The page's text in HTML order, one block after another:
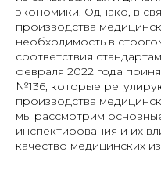
экономики. Однако, в
производства
необходимость в
соответствия
февраля 2022 года
№136, которые
производства
мы рассмотрим
инспектирования и их
качество медицинских